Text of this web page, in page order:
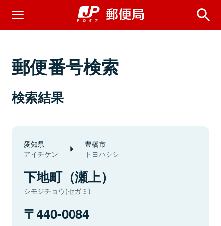
郵便番号検索
検索結果
愛知県
アイチケン
豊橋市
トヨハシシ
下地町（瀬上）
シモジチョウ(セガミ)
440-0084